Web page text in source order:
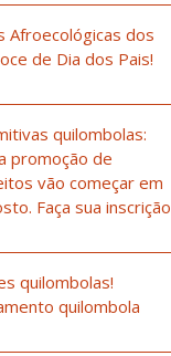
Afroecológicas dos
de Dia dos Pais!
quilombolas:
promoção de
vão começar em
Faça sua inscrição
quilombolas!
quilombola